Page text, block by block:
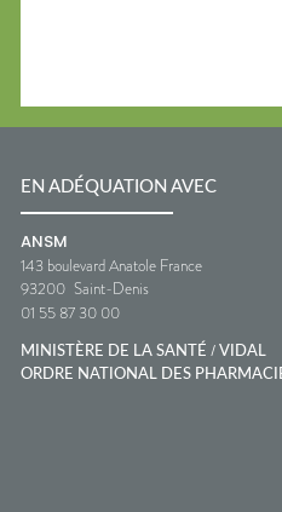
EN ADÉQUATION AVEC
ANSM
143 boulevard Anatole France
93200 Saint-Denis
01 55 87 30 00
MINISTÈRE DE LA SANTÉ / VIDAL
ORDRE NATIONAL DES